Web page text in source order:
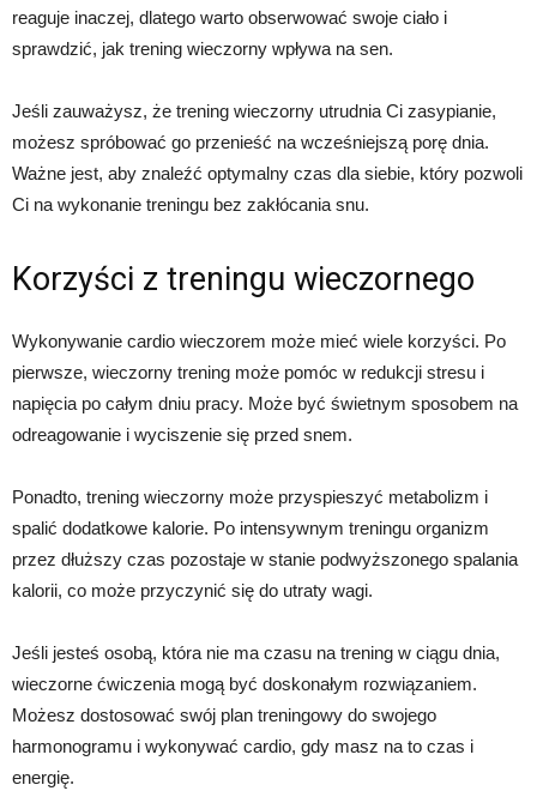
reaguje inaczej, dlatego warto obserwować swoje ciało i
sprawdzić, jak trening wieczorny wpływa na sen.
Jeśli zauważysz, że trening wieczorny utrudnia Ci zasypianie,
możesz spróbować go przenieść na wcześniejszą porę dnia.
Ważne jest, aby znaleźć optymalny czas dla siebie, który pozwoli
Ci na wykonanie treningu bez zakłócania snu.
Korzyści z treningu wieczornego
Wykonywanie cardio wieczorem może mieć wiele korzyści. Po
pierwsze, wieczorny trening może pomóc w redukcji stresu i
napięcia po całym dniu pracy. Może być świetnym sposobem na
odreagowanie i wyciszenie się przed snem.
Ponadto, trening wieczorny może przyspieszyć metabolizm i
spalić dodatkowe kalorie. Po intensywnym treningu organizm
przez dłuższy czas pozostaje w stanie podwyższonego spalania
kalorii, co może przyczynić się do utraty wagi.
Jeśli jesteś osobą, która nie ma czasu na trening w ciągu dnia,
wieczorne ćwiczenia mogą być doskonałym rozwiązaniem.
Możesz dostosować swój plan treningowy do swojego
harmonogramu i wykonywać cardio, gdy masz na to czas i
energię.